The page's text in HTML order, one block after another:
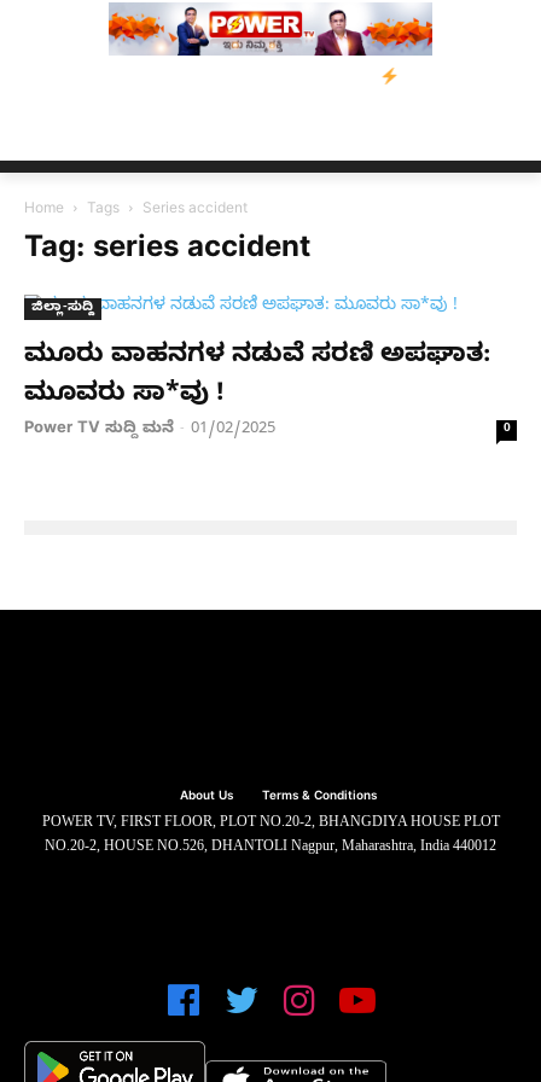
ನ್ಯೂಸ್ ಕಾರ್ಪ್‌ಗೆ
Home Tags Series accident
Tag: series accident
ಜಿಲ್ಲಾ-ಸುದ್ದಿ
ಮೂರು ವಾಹನಗಳ ನಡುವೆ ಸರಣಿ ಅಪಘಾತ:
ಮೂವರು ಸಾ*ವು !
Power TV ಸುದ್ದಿ ಮನೆ - 01/02/2025 0
About Us Terms & Conditions
POWER TV, FIRST FLOOR, PLOT NO.20-2, BHANGDIYA HOUSE PLOT
NO.20-2, HOUSE NO.526, DHANTOLI Nagpur, Maharashtra, India 440012